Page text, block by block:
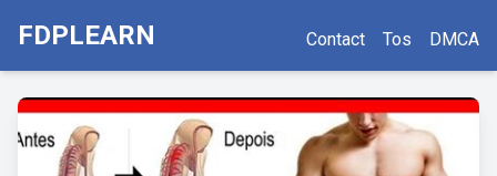
FDPLEARN Contact Tos DMCA